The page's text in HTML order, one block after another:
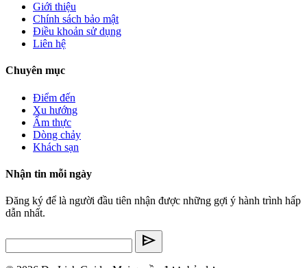
Giới thiệu
Chính sách bảo mật
Điều khoản sử dụng
Liên hệ
Chuyên mục
Điểm đến
Xu hướng
Ẩm thực
Dòng chảy
Khách sạn
Nhận tin mỗi ngày
Đăng ký để là người đầu tiên nhận được những gợi ý hành trình hấp
dẫn nhất.
send